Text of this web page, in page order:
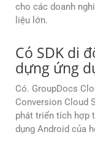
cho các doanh
liệu lớn.
Có SDK di
dựng ứng
Có. GroupDocs
Conversion Cloud
phát triển tích hợp
dụng Android của